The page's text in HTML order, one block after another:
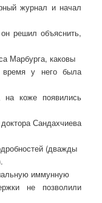
журнал и начал
решил объяснить,
Марбурга, каковы
время у него была
коже появились
Сандахчиева
(дважды
иммунную
не позволили